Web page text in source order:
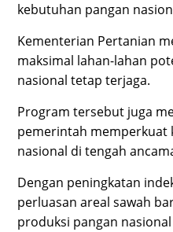
kebutuhan pangan
Kementerian Pertanian
maksimal lahan-lahan
nasional tetap terjaga.
Program tersebut juga
pemerintah memperkuat
nasional di tengah
Dengan peningkatan
perluasan areal sawah
produksi pangan